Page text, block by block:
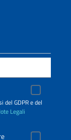
GDPR e del
Legali